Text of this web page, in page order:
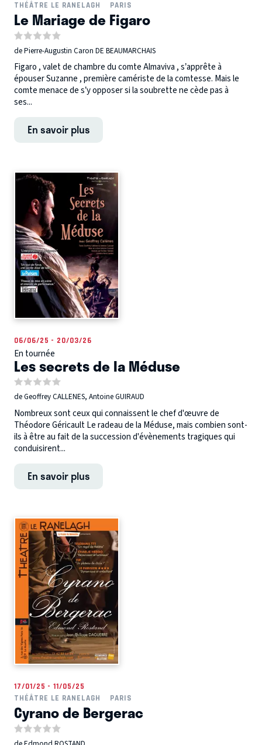
THÉÂTRE LE RANELAGH
PARIS
Le Mariage de Figaro
de Pierre-Augustin Caron DE BEAUMARCHAIS
Figaro , valet de chambre du comte Almaviva , s’apprête à
épouser Suzanne , première camériste de la comtesse. Mais le
comte menace de s’y opposer si la soubrette ne cède pas à
ses...
En savoir plus
06/06/25 - 20/03/26
En tournée
Les secrets de la Méduse
de Geoffrey CALLENES, Antoine GUIRAUD
Nombreux sont ceux qui connaissent le chef d'œuvre de
Théodore Géricault Le radeau de la Méduse, mais combien sont-
ils à être au fait de la succession d'évènements tragiques qui
conduisirent...
En savoir plus
17/01/25 - 11/05/25
THÉÂTRE LE RANELAGH
PARIS
Cyrano de Bergerac